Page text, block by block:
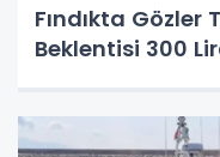
Fındıkta Gözler
Beklentisi 300